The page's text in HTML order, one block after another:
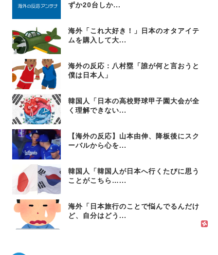
ずか20台しか...
海外「これ大好き！」日本のオタアイテ
ムを購入して大...
海外の反応：八村塁「誰が何と言おうと
僕は日本人」
韓国人「日本の高校野球甲子園大会が全
く理解できない...
【海外の反応】山本由伸、降板後にスク
ーバルから心を...
韓国人「韓国人が日本へ行くたびに思う
ことがこちら…...
海外「日本旅行のことで悩んでるんだけ
ど、自分はどう...